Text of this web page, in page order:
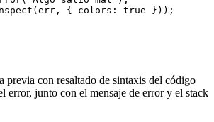
(err, { colors: true }));
previa con resaltado de sintaxis del código
error, junto con el mensaje de error y el stack